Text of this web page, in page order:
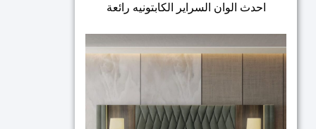
احدث الوان السراير الكابتونيه رائعة